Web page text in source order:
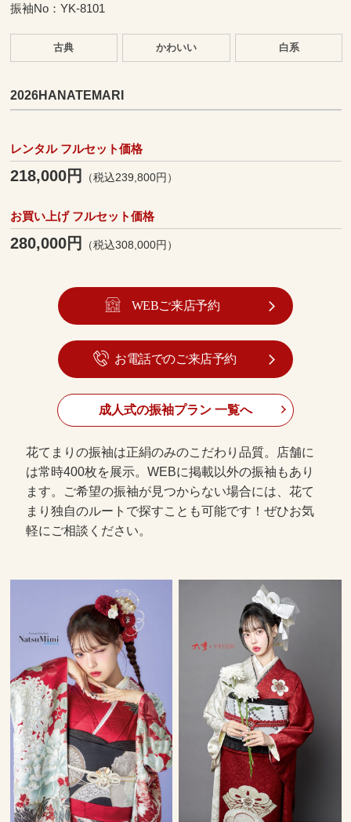
振袖No：YK-8101
古典 かわいい 白系
2026HANATEMARI
レンタル フルセット価格
218,000円 （税込239,800円）
お買い上げ フルセット価格
280,000円 （税込308,000円）
WEBご来店予約
お電話でのご来店予約
成人式の振袖プラン 一覧へ
花てまりの振袖は正絹のみのこだわり品質。店舗に
は常時400枚を展示。WEBに掲載以外の振袖もあり
ます。ご希望の振袖が見つからない場合には、花て
まり独自のルートで探すことも可能です！ぜひお気
軽にご相談ください。